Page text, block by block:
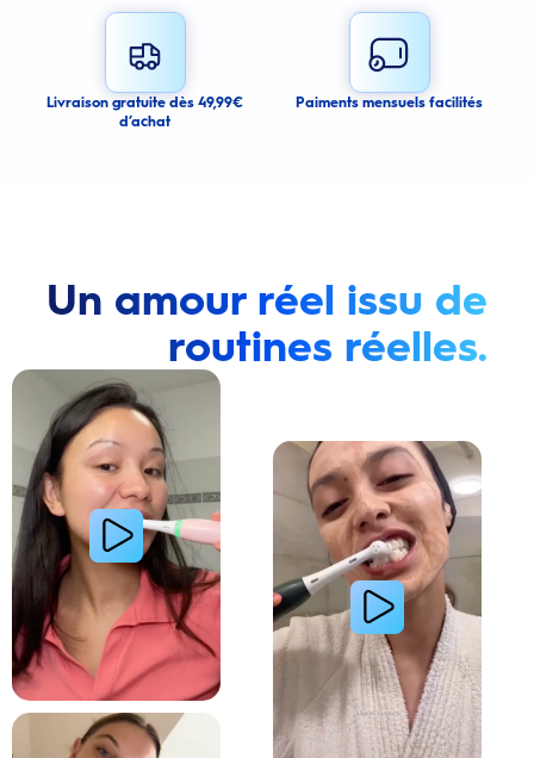
Cancel
Livraison gratuite dès 49,99€
d’achat
Paiments mensuels facilités
Un amour réel issu de
routines réelles.
Lire la vidéo : Une jeune femme montre comment elle a amélioré l’apparence de ses dents
Lire la vidéo : Une jeune femme partage sa
Lire la vidéo : La routine du matin d’une jeune femme avec le système de brosse à dents